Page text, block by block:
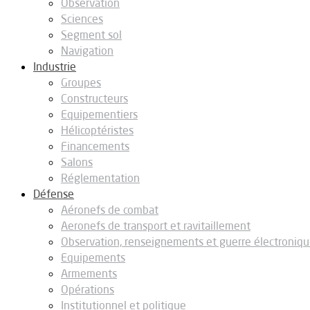
Observation
Sciences
Segment sol
Navigation
Industrie
Groupes
Constructeurs
Equipementiers
Hélicoptéristes
Financements
Salons
Réglementation
Défense
Aéronefs de combat
Aeronefs de transport et ravitaillement
Observation, renseignements et guerre
Equipements
Armements
Opérations
Institutionnel et politique